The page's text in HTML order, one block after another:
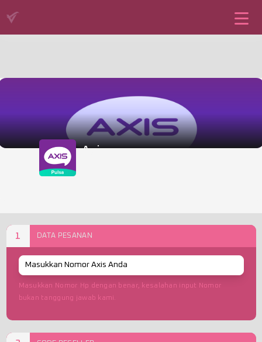
Axis
1 DATA PESANAN
Masukkan Nomor Hp dengan benar, kesalahan input Nomor
bukan tanggung jawab kami.